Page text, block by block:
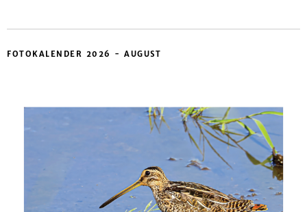
FOTOKALENDER 2026 - AUGUST